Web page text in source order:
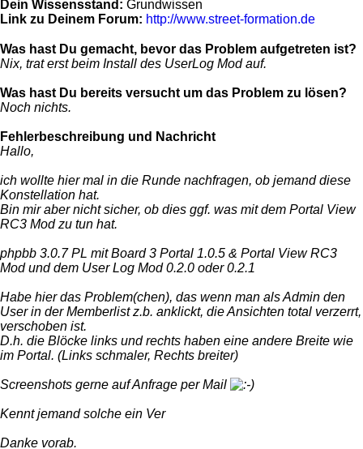
Dein Wissensstand: Grundwissen
Link zu Deinem Forum: http://www.street-formation.de
Was hast Du gemacht, bevor das Problem aufgetreten ist?
Nix, trat erst beim Install des UserLog Mod auf.
Was hast Du bereits versucht um das Problem zu lösen?
Noch nichts.
Fehlerbeschreibung und Nachricht
Hallo,
ich wollte hier mal in die Runde nachfragen, ob jemand diese
Konstellation hat.
Bin mir aber nicht sicher, ob dies ggf. was mit dem Portal View
RC3 Mod zu tun hat.
phpbb 3.0.7 PL mit Board 3 Portal 1.0.5 & Portal View RC3
Mod und dem User Log Mod 0.2.0 oder 0.2.1
Habe hier das Problem(chen), das wenn man als Admin den
User in der Memberlist z.b. anklickt, die Ansichten total verzerrt,
verschoben ist.
D.h. die Blöcke links und rechts haben eine andere Breite wie
im Portal. (Links schmaler, Rechts breiter)
Screenshots gerne auf Anfrage per Mail
Kennt jemand solche ein Ver
Danke vorab.